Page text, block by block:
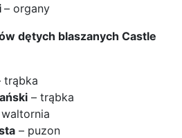
– organy
dętych blaszanych Castle
trąbka
– trąbka
– puzon